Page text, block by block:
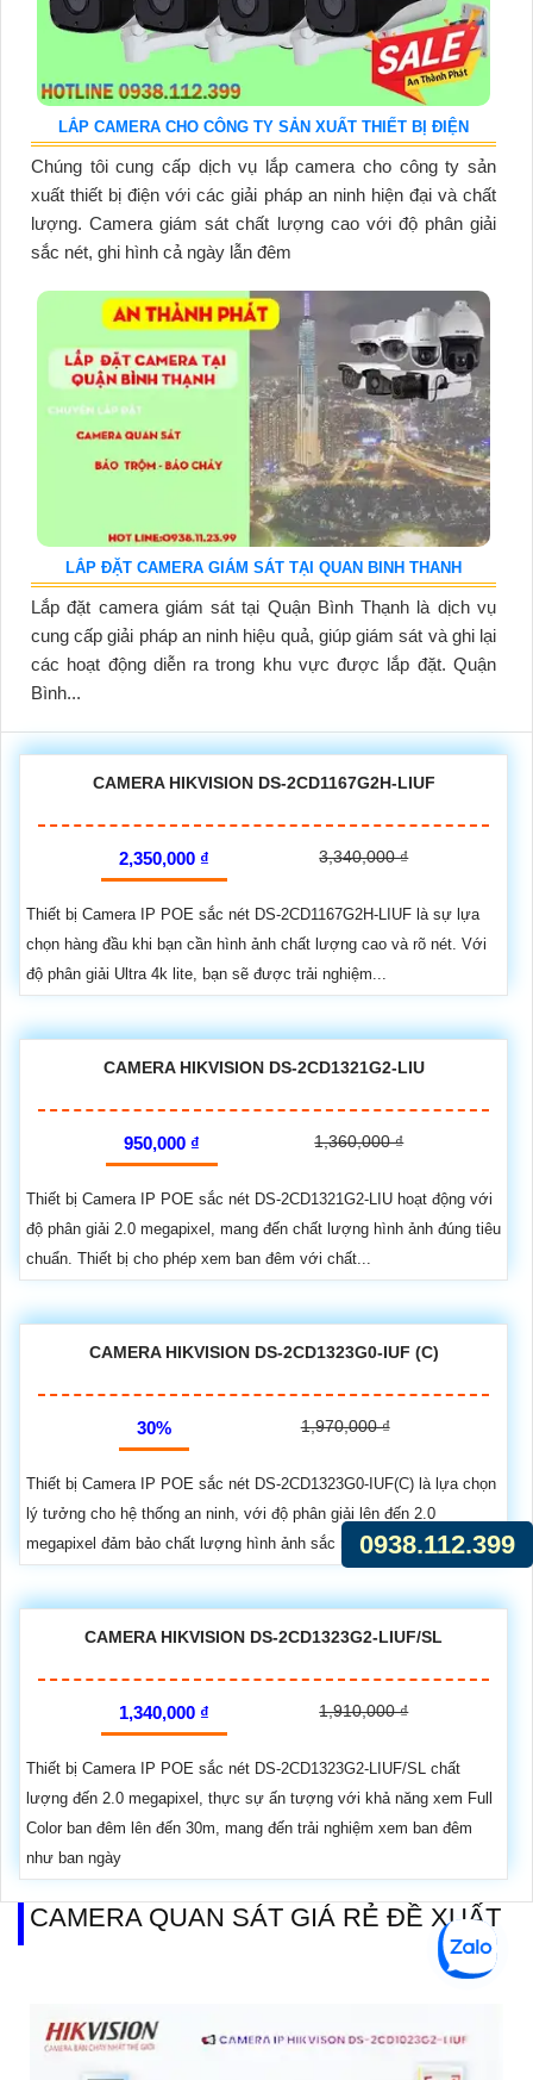
LẮP CAMERA CHO CÔNG TY SẢN XUẤT THIẾT BỊ ĐIỆN
Chúng tôi cung cấp dịch vụ lắp camera cho công ty sản
xuất thiết bị điện với các giải pháp an ninh hiện đại và chất
lượng. Camera giám sát chất lượng cao với độ phân giải
sắc nét, ghi hình cả ngày lẫn đêm
LẮP ĐẶT CAMERA GIÁM SÁT TẠI QUAN BINH THANH
Lắp đặt camera giám sát tại Quận Bình Thạnh là dịch vụ
cung cấp giải pháp an ninh hiệu quả, giúp giám sát và ghi lại
các hoạt động diễn ra trong khu vực được lắp đặt. Quận
Bình...
CAMERA HIKVISION DS-2CD1167G2H-LIUF
2,350,000 ₫ 3,340,000 ₫
Thiết bị Camera IP POE sắc nét DS-2CD1167G2H-LIUF là sự lựa
chọn hàng đầu khi bạn cần hình ảnh chất lượng cao và rõ nét. Với
độ phân giải Ultra 4k lite, bạn sẽ được trải nghiệm...
CAMERA HIKVISION DS-2CD1321G2-LIU
950,000 ₫ 1,360,000 ₫
Thiết bị Camera IP POE sắc nét DS-2CD1321G2-LIU hoạt động với
độ phân giải 2.0 megapixel, mang đến chất lượng hình ảnh đúng tiêu
chuẩn. Thiết bị cho phép xem ban đêm với chất...
CAMERA HIKVISION DS-2CD1323G0-IUF (C)
30% 1,970,000 ₫
Thiết bị Camera IP POE sắc nét DS-2CD1323G0-IUF(C) là lựa chọn
lý tưởng cho hệ thống an ninh, với độ phân giải lên đến 2.0
megapixel đảm bảo chất lượng hình ảnh sắc nét
CAMERA HIKVISION DS-2CD1323G2-LIUF/SL
1,340,000 ₫ 1,910,000 ₫
Thiết bị Camera IP POE sắc nét DS-2CD1323G2-LIUF/SL chất
lượng đến 2.0 megapixel, thực sự ấn tượng với khả năng xem Full
Color ban đêm lên đến 30m, mang đến trải nghiệm xem ban đêm
như ban ngày
CAMERA QUAN SÁT GIÁ RẺ ĐỀ XUẤT
0938.112.399